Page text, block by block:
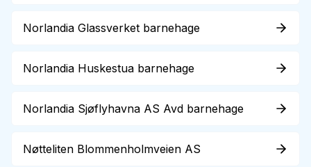
Norlandia Glassverket barnehage
Norlandia Huskestua barnehage
Norlandia Sjøflyhavna AS Avd barnehage
Nøtteliten Blommenholmveien AS